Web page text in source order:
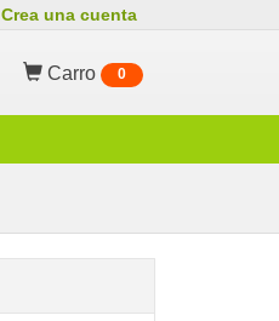
Crea una cuenta
Carro 0